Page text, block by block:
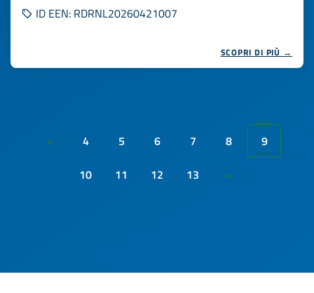
ID EEN: RDRNL20260421007
SCOPRI DI PIÙ →
« 4 5 6 7 8
9
10
11 12 13 »